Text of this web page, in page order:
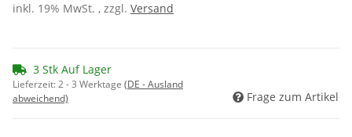
inkl. 19% MwSt. , zzgl. Versand
3 Stk Auf Lager
Lieferzeit:2 - 3 Werktage (DE - Ausland
abweichend)
Frage zum Artikel